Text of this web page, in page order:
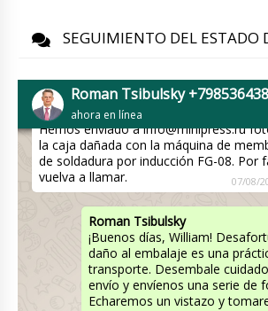
SEGUIMIENTO DEL ESTADO
Roman Tsibulsky
ahora en línea
gerente se comunicará con
William
Hemos enviado a info@minipress.ru
la caja dañada con la máquina de
de soldadura por inducción FG-08. Por
vuelva a llamar.
07/08/
Roman Tsibulsky
¡Buenos días, William!
daño al embalaje es una
transporte. Desembale
envío y envíenos una serie de
Echaremos un vistazo y